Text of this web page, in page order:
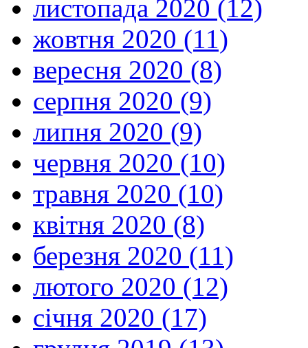
листопада 2020 (12)
жовтня 2020 (11)
вересня 2020 (8)
серпня 2020 (9)
липня 2020 (9)
червня 2020 (10)
травня 2020 (10)
квітня 2020 (8)
березня 2020 (11)
лютого 2020 (12)
січня 2020 (17)